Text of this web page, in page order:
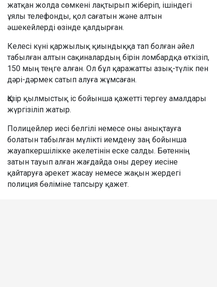
жатқан жолда сөмкені лақтырып жіберіп, ішіндегі
ұялы телефонды, қол сағатын және алтын
әшекейлерді өзінде қалдырған.
Келесі күні қаржылық қиындыққа тап болған әйел
табылған алтын сақиналардың бірін ломбардқа өткізіп,
150 мың теңге алған. Ол бұл қаражатты азық-түлік пен
дәрі-дәрмек сатып алуға жұмсаған.
Қазір қылмыстық іс бойынша қажетті тергеу амалдары
жүргізіліп жатыр.
Полицейлер иесі белгілі немесе оны анықтауға
болатын табылған мүлікті иемдену заң бойынша
жауапкершілікке әкелетінін еске салды. Бөтеннің
затын тауып алған жағдайда оны дереу иесіне
қайтаруға әрекет жасау немесе жақын жердегі
полиция бөліміне тапсыру қажет.